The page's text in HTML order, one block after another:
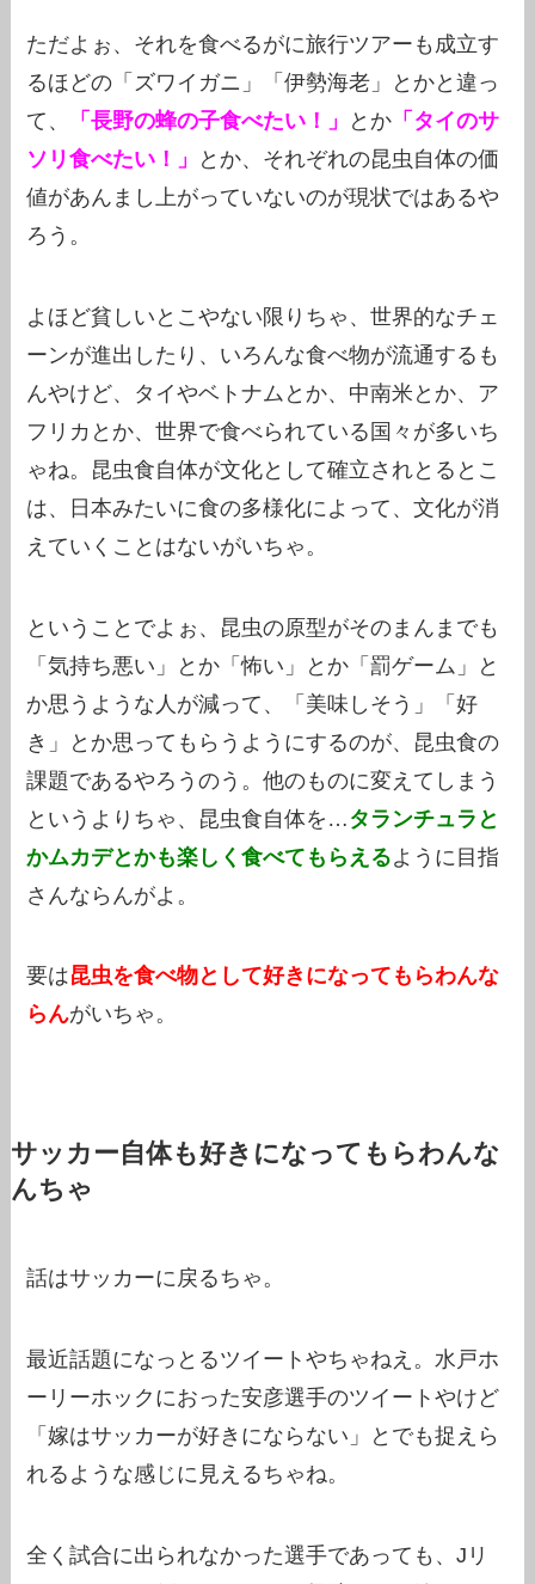
ただよぉ、それを食べるがに旅行ツアーも成立す
るほどの「ズワイガニ」「伊勢海老」とかと違っ
て、
「長野の蜂の子食べたい！」 とか 「タイのサ
ソリ食べたい！」
とか、それぞれの昆虫自体の価
値があんまし上がっていないのが現状ではあるや
ろう。
よほど貧しいとこやない限りちゃ、世界的なチェ
ーンが進出したり、いろんな食べ物が流通するも
んやけど、タイやベトナムとか、中南米とか、ア
フリカとか、世界で食べられている国々が多いち
ゃね。昆虫食自体が文化として確立されとるとこ
は、日本みたいに食の多様化によって、文化が消
えていくことはないがいちゃ。
ということでよぉ、昆虫の原型がそのまんまでも
「気持ち悪い」とか「怖い」とか「罰ゲーム」と
か思うような人が減って、「美味しそう」「好
き」とか思ってもらうようにするのが、昆虫食の
課題であるやろうのう。他のものに変えてしまう
というよりちゃ、昆虫食自体を… タランチュラと
かムカデとかも楽しく食べてもらえるように目指
さんならんがよ。
要は昆虫を食べ物として好きになってもらわんな
らんがいちゃ。
サッカー自体も好きになってもらわんな
んちゃ
話はサッカーに戻るちゃ。
最近話題になっとるツイートやちゃねえ。水戸ホ
ーリーホックにおった安彦選手のツイートやけど
「嫁はサッカーが好きにならない」とでも捉えら
れるような感じに見えるちゃね。
全く試合に出られなかった選手であっても、Jリ